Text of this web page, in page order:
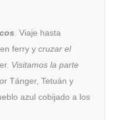
. Viaje hasta
ferry y cruzar el
Visitamos la parte
Tánger, Tetuán y
azul cobijado a los